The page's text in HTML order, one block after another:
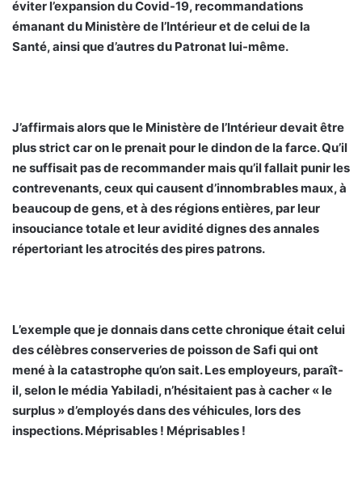
éviter l’expansion du Covid-19, recommandations
émanant du Ministère de l’Intérieur et de celui de la
Santé, ainsi que d’autres du Patronat lui-même.
J’affirmais alors que le Ministère de l’Intérieur devait être
plus strict car on le prenait pour le dindon de la farce. Qu’il
ne suffisait pas de recommander mais qu’il fallait punir les
contrevenants, ceux qui causent d’innombrables maux, à
beaucoup de gens, et à des régions entières, par leur
insouciance totale et leur avidité dignes des annales
répertoriant les atrocités des pires patrons.
L’exemple que je donnais dans cette chronique était celui
des célèbres conserveries de poisson de Safi qui ont
mené à la catastrophe qu’on sait. Les employeurs, paraît-
il, selon le média Yabiladi, n’hésitaient pas à cacher « le
surplus » d’employés dans des véhicules, lors des
inspections. Méprisables ! Méprisables !